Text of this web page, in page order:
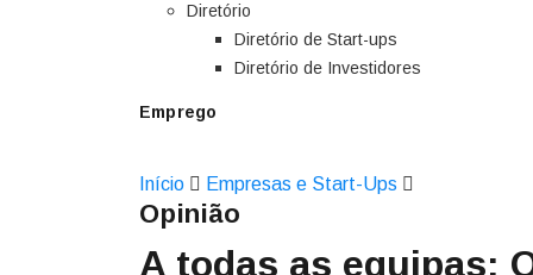
Diretório
Diretório de Start-ups
Diretório de Investidores
Emprego
Início Empresas e Start-Ups
Opinião
A todas as equipas: